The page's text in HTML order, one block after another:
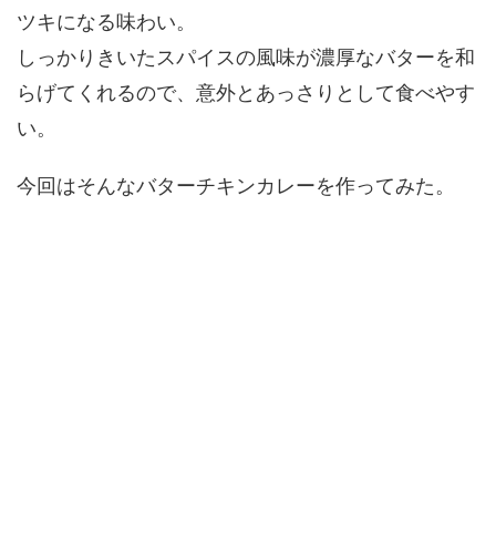
ツキになる味わい。
しっかりきいたスパイスの風味が濃厚なバターを和
らげてくれるので、意外とあっさりとして食べやす
い。
今回はそんなバターチキンカレーを作ってみた。